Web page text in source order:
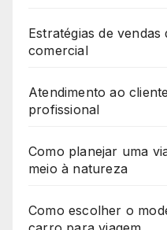
Estratégias de
comercial
Atendimento ao
profissional
Como planejar uma
meio à natureza
Como escolher o